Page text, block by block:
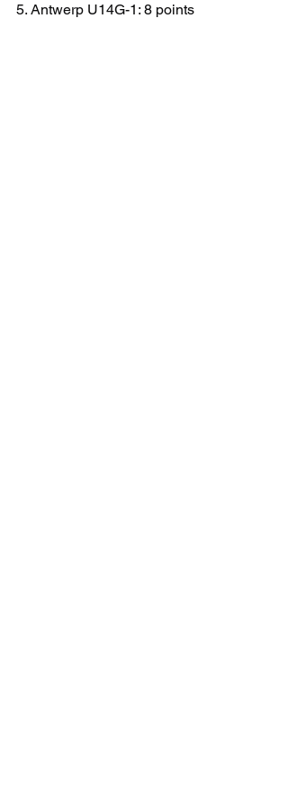
5. Antwerp U14G-1: 8 points